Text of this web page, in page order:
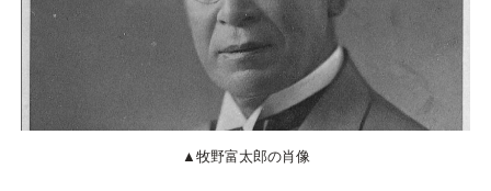
▲牧野富太郎の肖像